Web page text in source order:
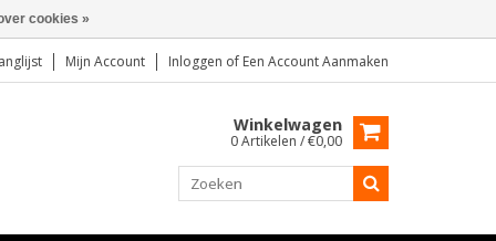
Mijn Account Inloggen of Een Account Aanmaken
Winkelwagen
0 Artikelen / €0,00
cookies »